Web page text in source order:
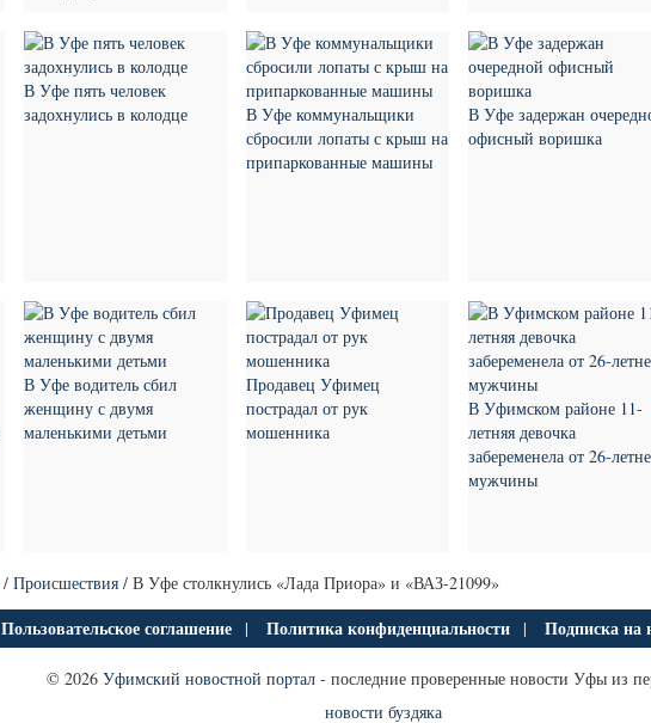
В Уфе пять человек
задохнулись в колодце
В Уфе коммунальщики
сбросили лопаты с крыш на
припаркованные машины
В Уфе задержан
офисный воришка
В Уфе водитель сбил
женщину с двумя
маленькими детьми
Продавец Уфимец
пострадал от рук
мошенника
В Уфимском районе 11-
летняя девочка
забеременела от 26-
мужчины
/ Происшествия / В Уфе столкнулись «Лада Приора» и «ВАЗ-21099»
Пользовательское соглашение | Политика конфиденциальности | Подписка на
© 2026 Уфимский новостной портал- последние проверенные новости Уфы из
новости буздяка